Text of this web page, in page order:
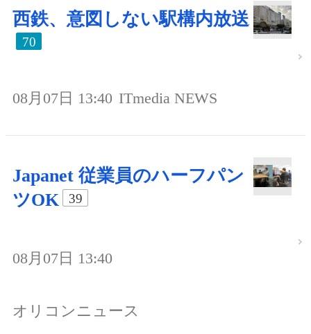
西鉄、意図しない駅構内放送
70
08月07日 13:40 ITmedia NEWS
Japanet 従業員のハーフパン
ツOK
39
08月07日 13:40
オリコンニュース